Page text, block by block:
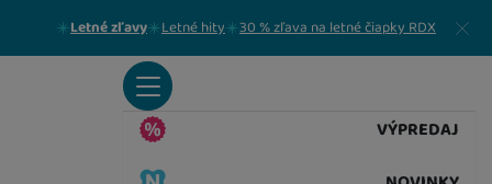
Letné zľavy Letné hity 30 % zľava na letné čiapky RDX Zavrieť
VÝPREDAJ